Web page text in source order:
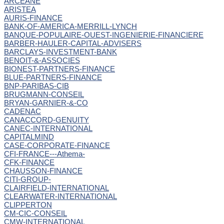
ARISTEA
AURIS-FINANCE
BANK-OF-AMERICA-MERRILL-LYNCH
BANQUE-POPULAIRE-OUEST-INGENIERIE-FINANCIERE
BARBER-HAULER-CAPITAL-ADVISERS
BARCLAYS-INVESTMENT-BANK
BENOIT-&-ASSOCIES
BIONEST-PARTNERS-FINANCE
BLUE-PARTNERS-FINANCE
BNP-PARIBAS-CIB
BRUGMANN-CONSEIL
BRYAN-GARNIER-&-CO
CADENAC
CANACCORD-GENUITY
CANEC-INTERNATIONAL
CAPITALMIND
CASE-CORPORATE-FINANCE
CFI-FRANCE---Athema-
CFK-FINANCE
CHAUSSON-FINANCE
CITI-GROUP-
CLAIRFIELD-INTERNATIONAL
CLEARWATER-INTERNATIONAL
CLIPPERTON
CM-CIC-CONSEIL
CMW-INTERNATIONAL